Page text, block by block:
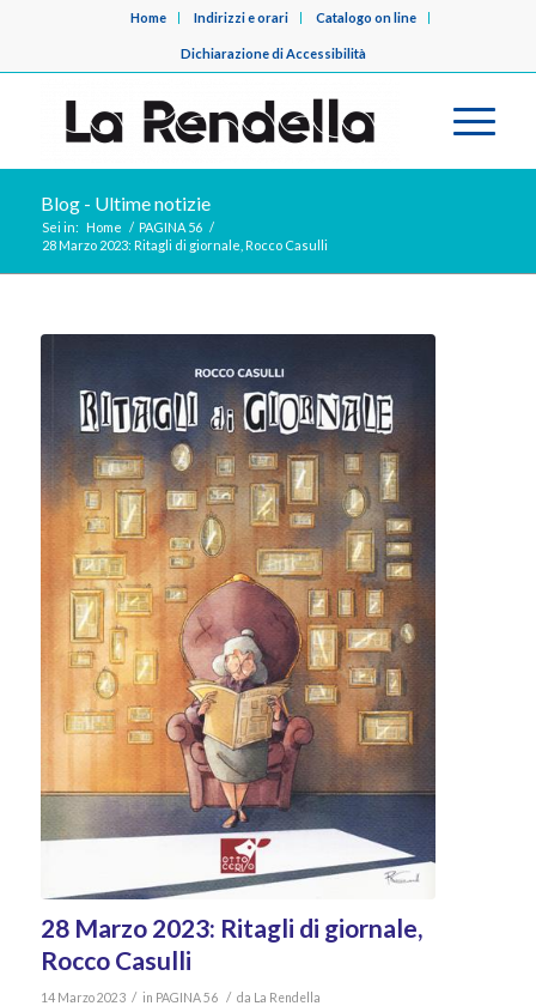
Home Indirizzi e orari Catalogo on line
Dichiarazione di Accessibilità
Blog - Ultime notizie
Sei in: Home / PAGINA 56 /
28 Marzo 2023: Ritagli di giornale, Rocco Casulli
28 Marzo 2023: Ritagli di giornale,
Rocco Casulli
14 Marzo 2023 / in PAGINA 56 / da La Rendella